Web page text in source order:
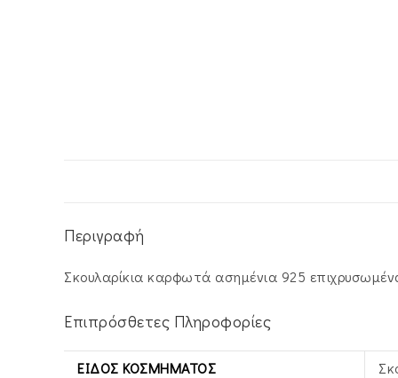
Περιγραφή
Σκουλαρίκια καρφωτά ασημένια 925
Επιπρόσθετες Πληροφορίες
ΕΊΔΟΣ ΚΟΣΜΉΜΑΤΟΣ